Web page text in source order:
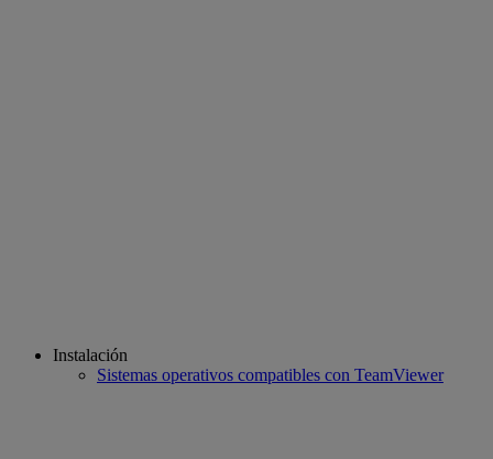
Instalación
Sistemas operativos compatibles con TeamViewer